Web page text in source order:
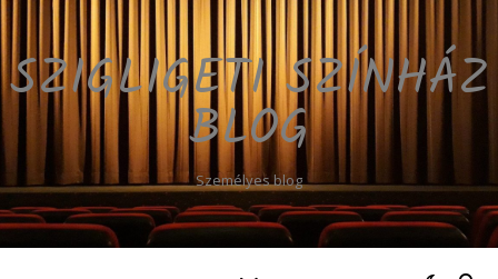
SZIGLIGETI SZÍNHÁZ
BLOG
Személyes blog